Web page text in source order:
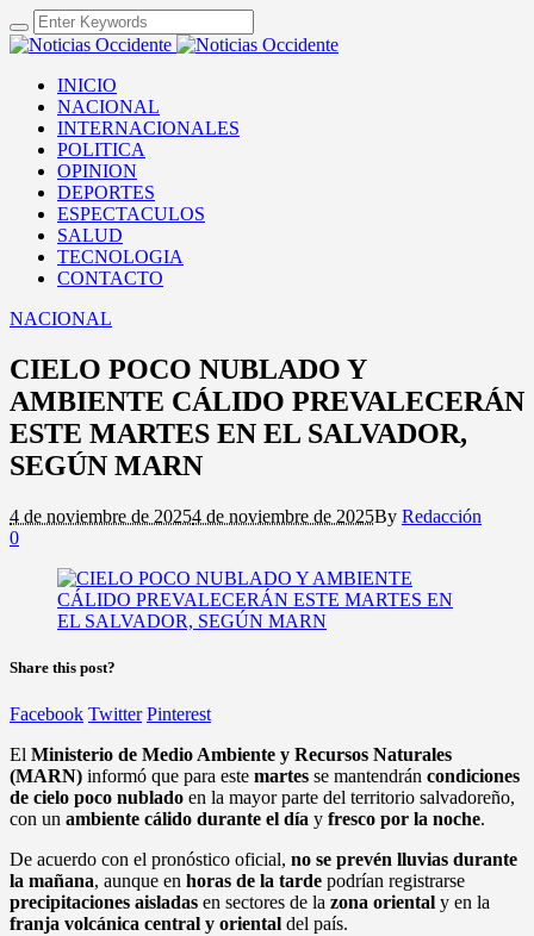
INICIO
NACIONAL
INTERNACIONALES
POLITICA
OPINION
DEPORTES
ESPECTACULOS
SALUD
TECNOLOGIA
CONTACTO
NACIONAL
CIELO POCO NUBLADO Y
AMBIENTE CÁLIDO PREVALECERÁN
ESTE MARTES EN EL SALVADOR,
SEGÚN MARN
4 de noviembre de 20254 de noviembre de 2025By Redacción
0
Share this post?
Facebook Twitter Pinterest
El Ministerio de Medio Ambiente y Recursos Naturales
(MARN) informó que para este martes se mantendrán condiciones
de cielo poco nublado en la mayor parte del territorio salvadoreño,
con un ambiente cálido durante el día y fresco por la noche.
De acuerdo con el pronóstico oficial, no se prevén lluvias durante
la mañana, aunque en horas de la tarde podrían registrarse
precipitaciones aisladas en sectores de la zona oriental y en la
franja volcánica central y oriental del país.